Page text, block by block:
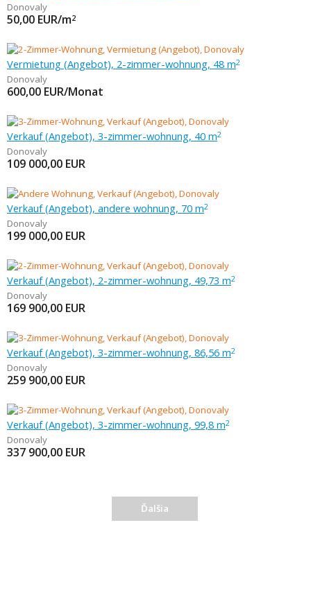
Donovaly
50,00 EUR/m2
Vermietung (Angebot), 2-zimmer-wohnung, 48 m2
Donovaly
600,00 EUR/Monat
Verkauf (Angebot), 3-zimmer-wohnung, 40 m2
Donovaly
109 000,00 EUR
Verkauf (Angebot), andere wohnung, 70 m2
Donovaly
199 000,00 EUR
Verkauf (Angebot), 2-zimmer-wohnung, 49,73 m2
Donovaly
169 900,00 EUR
Verkauf (Angebot), 3-zimmer-wohnung, 86,56 m2
Donovaly
259 900,00 EUR
Verkauf (Angebot), 3-zimmer-wohnung, 99,8 m2
Donovaly
337 900,00 EUR
Ďalšia